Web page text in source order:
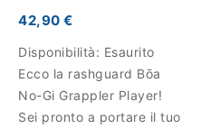
42,90 €
Disponibilità: Esaurito
Ecco la rashguard Bōa
No-Gi Grappler Player!
Sei pronto a portare il tuo